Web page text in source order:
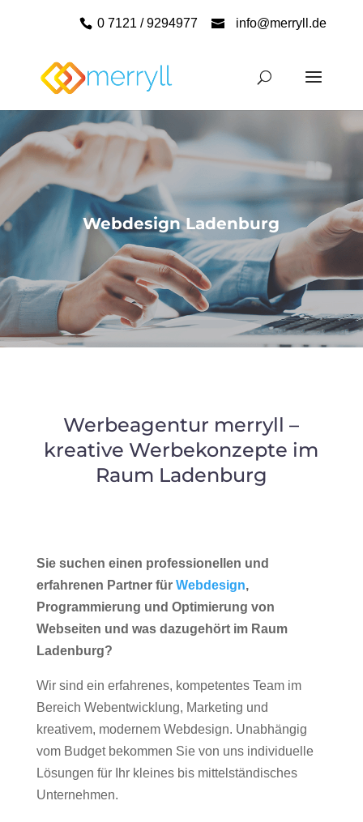
0 7121 / 9294977 info@merryll.de
Webdesign Ladenburg
Werbeagentur merryll –
kreative Werbekonzepte im
Raum Ladenburg
Sie suchen einen professionellen und
erfahrenen Partner für Webdesign,
Programmierung und Optimierung von
Webseiten und was dazugehört im Raum
Ladenburg?
Wir sind ein erfahrenes, kompetentes Team im
Bereich Webentwicklung, Marketing und
kreativem, modernem Webdesign. Unabhängig
vom Budget bekommen Sie von uns individuelle
Lösungen für Ihr kleines bis mittelständisches
Unternehmen.